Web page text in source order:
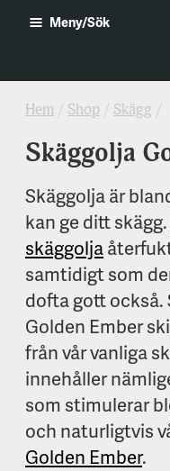
Meny/Sök
Hem / Shop / Skägg /
Skäggolja
Skäggolja är
kan ge ditt skägg.
skäggolja
samtidigt som
dofta gott också.
Golden Ember
från vår vanliga
innehåller
som stimulerar
och naturligtvis
Golden Ember.